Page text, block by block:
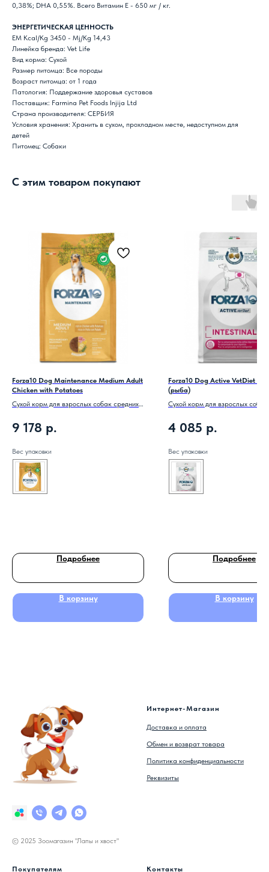
0,38%; DHA 0,55%. Всего Витамин E - 650 мг / кг.
ЭНЕРГЕТИЧЕСКАЯ ЦЕННОСТЬ
EM Kcal/Kg 3450 - Mj/Kg 14,43
Линейка бренда: Vet Life
Вид корма: Сухой
Размер питомца: Все породы
Возраст питомца: от 1 года
Патология: Поддержание здоровья суставов
Поставщик: Farmina Pet Foods Injija Ltd
Страна производителя: СЕРБИЯ
Условия хранения: Хранить в сухом, прохладном месте, недоступном для
детей
Питомец: Собаки
С этим товаром покупают
Forza10 Dog Maintenance Medium Adult
Chicken with Potatoes
Сухой корм для взрослых собак средних
9 178 р.
Вес упаковки
Подробнее
В корзину
Forza10 Dog Active VetDiet
(рыба)
Сухой корм для взрослых
4 085 р.
Вес упаковки
Подробнее
В корзину
© 2025 Зоомагазин "Лапы и хвост"
Интернет-Магазин
Доставка и оплата
Обмен и возврат товара
Политика конфиденциальности
Реквизиты
Покупателям Контакты